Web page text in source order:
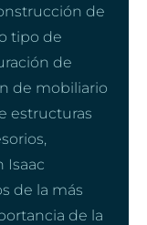
de
tipo de
de
de mobiliario
estructuras
Isaac
de la más
de la